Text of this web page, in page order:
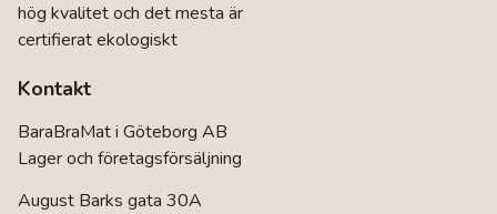
hög kvalitet och det mesta är
certifierat ekologiskt
Kontakt
BaraBraMat i Göteborg AB
Lager och företagsförsäljning
August Barks gata 30A